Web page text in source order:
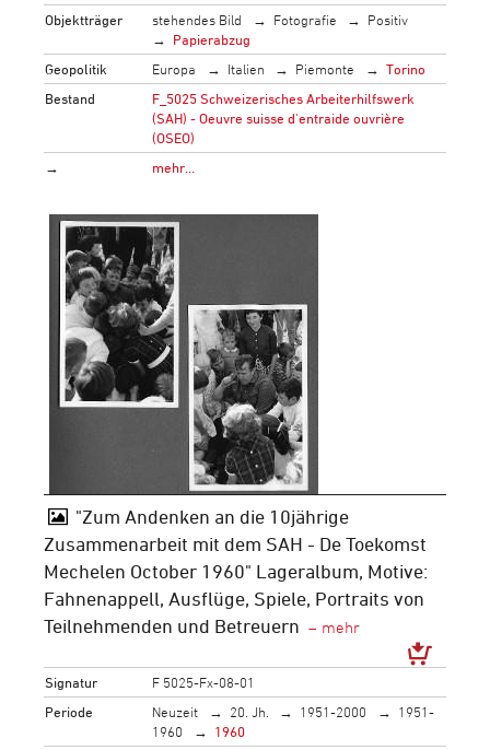
Objektträger
stehendes Bild Fotografie
Positiv
Papierabzug
Geopolitik
Europa Italien Piemonte
Torino
Bestand
F_5025 Schweizerisches Arbeiterhilfswerk
(SAH) - Oeuvre suisse d'entraide ouvrière
(OSEO)
→
mehr…
"Zum Andenken an die 10jährige
Zusammenarbeit mit dem SAH - De Toekomst
Mechelen October 1960" Lageralbum, Motive:
Fahnenappell, Ausflüge, Spiele, Portraits von
Teilnehmenden und Betreuern
Signatur
F 5025-Fx-08-01
Periode
Neuzeit 20. Jh. 1951-2000
1951-
1960
1960